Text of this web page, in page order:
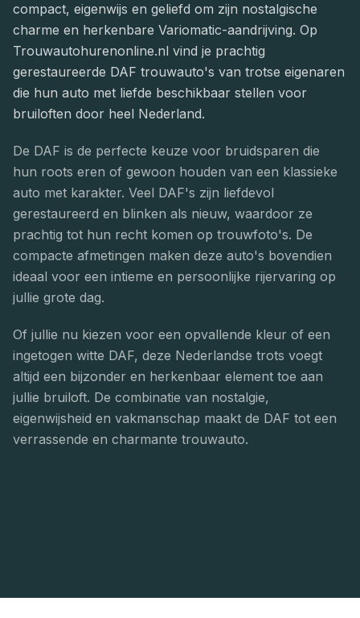
compact, eigenwijs en geliefd om zijn nostalgische
charme en herkenbare Variomatic-aandrijving. Op
Trouwautohurenonline.nl vind je prachtig
gerestaureerde DAF trouwauto's van trotse eigenaren
die hun auto met liefde beschikbaar stellen voor
bruiloften door heel Nederland.
De DAF is de perfecte keuze voor bruidsparen die
hun roots eren of gewoon houden van een klassieke
auto met karakter. Veel DAF's zijn liefdevol
gerestaureerd en blinken als nieuw, waardoor ze
prachtig tot hun recht komen op trouwfoto's. De
compacte afmetingen maken deze auto's bovendien
ideaal voor een intieme en persoonlijke rijervaring op
jullie grote dag.
Of jullie nu kiezen voor een opvallende kleur of een
ingetogen witte DAF, deze Nederlandse trots voegt
altijd een bijzonder en herkenbaar element toe aan
jullie bruiloft. De combinatie van nostalgie,
eigenwijsheid en vakmanschap maakt de DAF tot een
verrassende en charmante trouwauto.